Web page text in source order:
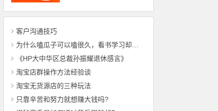
客户沟通技巧
为什么嗑瓜子可以嗑很久，看书学习却很难做到？
《HP大中华区总裁孙振耀退休感言》
淘宝店群操作方法经验谈
淘宝无货源店的三种玩法
只靠辛苦和努力就想赚大钱吗?